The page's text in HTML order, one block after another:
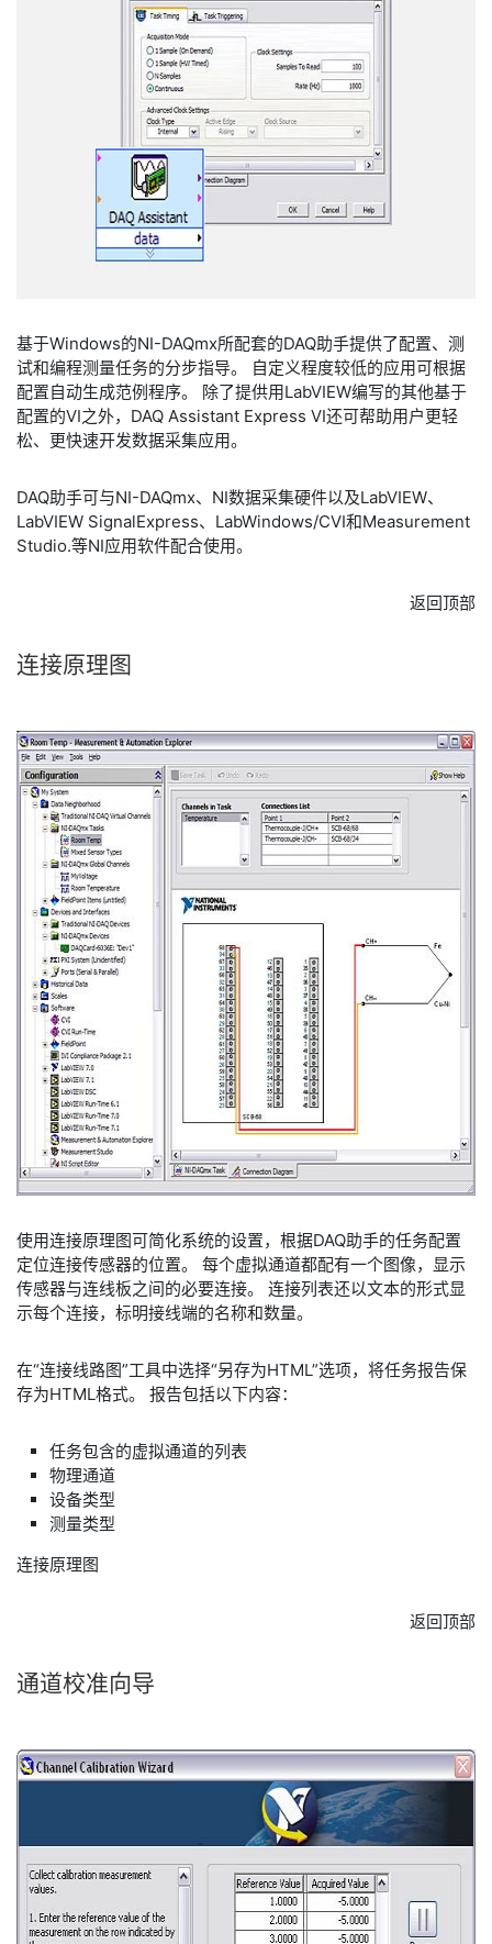
基于Windows的NI-DAQmx所配套的DAQ助手提供了配置、测
试和编程测量任务的分步指导。 自定义程度较低的应用可根据
配置自动生成范例程序。 除了提供用LabVIEW编写的其他基于
配置的VI之外，DAQ Assistant Express VI还可帮助用户更轻
松、更快速开发数据采集应用。
DAQ助手可与NI-DAQmx、NI数据采集硬件以及LabVIEW、
LabVIEW SignalExpress、LabWindows/CVI和Measurement
Studio.等NI应用软件配合使用。
返回顶部
连接原理图
使用连接原理图可简化系统的设置，根据DAQ助手的任务配置
定位连接传感器的位置。 每个虚拟通道都配有一个图像，显示
传感器与连线板之间的必要连接。 连接列表还以文本的形式显
示每个连接，标明接线端的名称和数量。
在“连接线路图”工具中选择“另存为HTML”选项，将任务报告保
存为HTML格式。 报告包括以下内容：
任务包含的虚拟通道的列表
物理通道
设备类型
测量类型
连接原理图
返回顶部
通道校准向导